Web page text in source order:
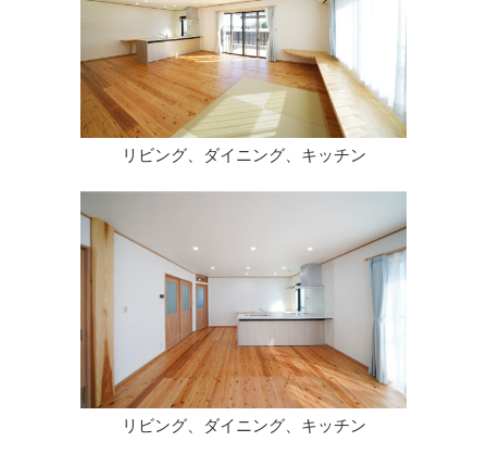
リビング、ダイニング、キッチン
リビング、ダイニング、キッチン